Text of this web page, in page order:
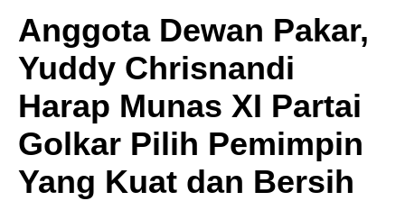
Anggota Dewan Pakar,
Yuddy Chrisnandi
Harap Munas XI Partai
Golkar Pilih Pemimpin
Yang Kuat dan Bersih